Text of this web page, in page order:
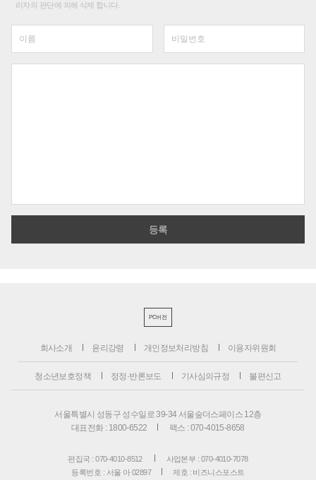
리자의 판단에 의해 삭제 합니다.
PC버전
회사소개 윤리강령 개인정보처리방침 이용자위원회
청소년보호정책 정정·반론보도 기사심의규정 불편신고
서울특별시 성동구 성수일로 39-34 서울숲더스페이스 12층
대표전화 : 1800-6522
팩스 : 070-4015-8658
편집국 : 070-4010-8512
사업본부 : 070-4010-7078
등록번호 : 서울 아 02897
제호 : 비즈니스포스트